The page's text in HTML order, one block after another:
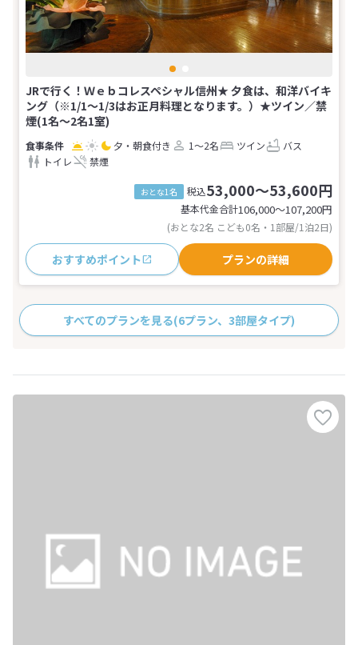
JRで行く！Ｗｅｂコレスペシャル信州★ 夕食は、和洋バイキ
ング（※1/1～1/3はお正月料理となります。）★ツイン／禁
煙(1名～2名1室)
夕・朝食付き 1～2名 ツイン
バス
トイレ
禁煙
おとな1名 税込53,000～53,600円
基本代金合計106,000〜107,200円
(おとな2名 こども0名・1部屋/1泊2日)
おすすめポイント プランの詳細
すべてのプランを見る(6プラン、3部屋タイプ)